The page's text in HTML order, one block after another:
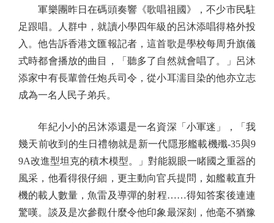
軍樂團昨日在碼頭奏響《歌唱祖國》，不少市民駐
足跟唱。人群中，就讀小學四年級的呂沐添唱得格外投
入。他告訴香港文匯報記者，這首歌是學校每周升旗儀
式時都會播放的曲目，「聽多了自然就會唱了。」呂沐
添家中有長輩曾任炮兵司令，從小耳濡目染的他亦立志
成為一名人民子弟兵。
年紀小小的呂沐添還是一名資深「小軍迷」，「我
幾天前收到的生日禮物就是新一代隱形艦載機殲-35與9
9A改進型坦克的積木模型。」對能親眼一睹國之重器的
風采，他看得很仔細，更主動向官兵提問，如艦載直升
機的載人數量，魚雷及導彈的射程……得知答案後連連
驚嘆。談及是次參觀什麼令他印象最深刻，他毫不猶豫